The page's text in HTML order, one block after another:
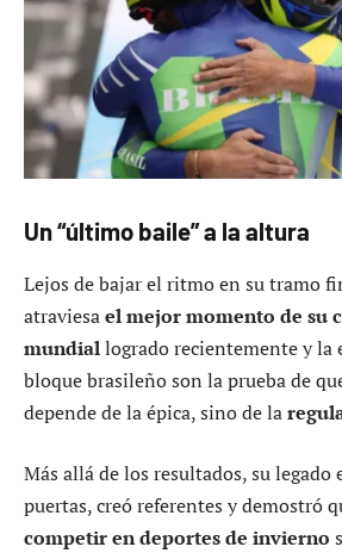
Un “último baile” a la altura
Lejos de bajar el ritmo en su tramo
atraviesael mejor momento de su
mundiallogrado recientemente y la
bloque brasileño son la prueba de
depende de la épica, sino de la
Más allá de los resultados, su
puertas, creó referentes y demostró
competir en deportes de invierno